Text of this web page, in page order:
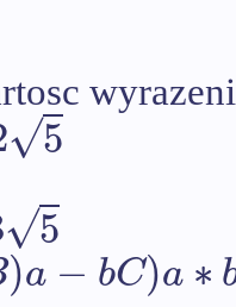
5
√
5
√
)a − bC)a ∗